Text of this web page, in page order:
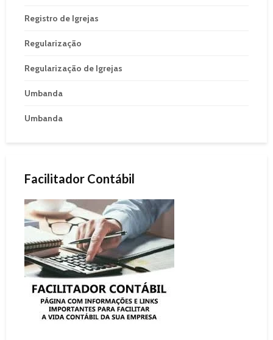
Registro de Igrejas
Regularização
Regularização de Igrejas
Umbanda
Umbanda
Facilitador Contábil